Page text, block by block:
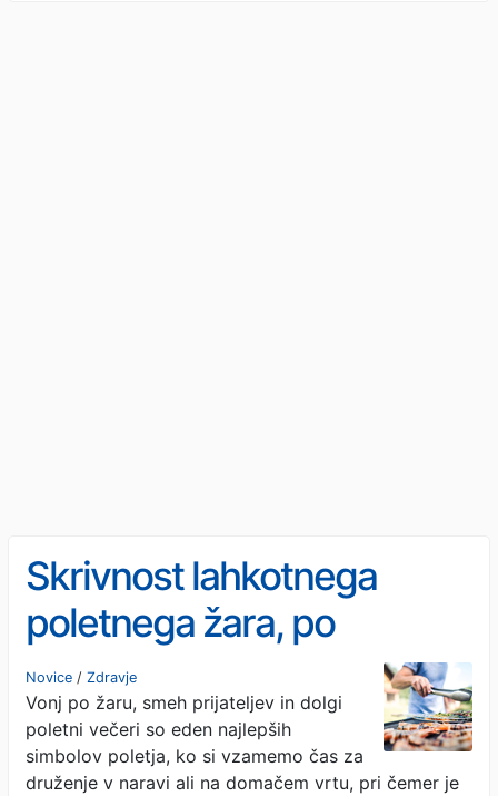
Skrivnost lahkotnega
poletnega žara, po
katerem ne boste
potrebovali
popoldanskega spanca
Novice / Zdravje
Vonj po žaru, smeh prijateljev in dolgi
poletni večeri so eden najlepših
simbolov poletja, ko si vzamemo čas za
druženje v naravi ali na domačem vrtu, pri čemer je